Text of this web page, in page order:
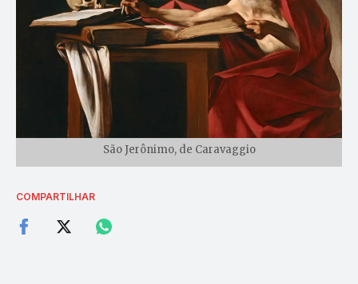
São Jerônimo, de Caravaggio
COMPARTILHAR